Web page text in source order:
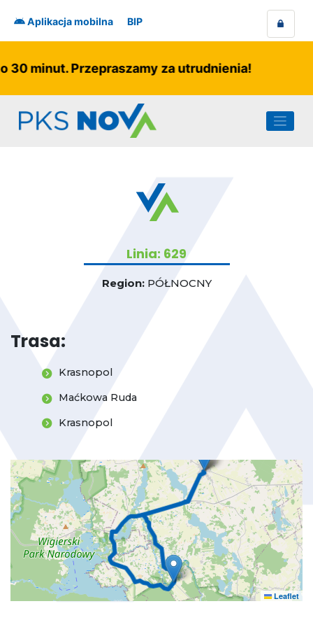
Aplikacja mobilna BIP
minut. Przepraszamy za utrudnienia!
Linia: 629
Region:PÓŁNOCNY
Trasa:
Krasnopol
Maćkowa Ruda
Krasnopol
Leaflet